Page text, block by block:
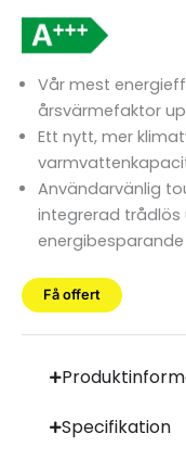
Vår mest
årsvärmefaktor
Ett nytt, mer
Användarvänlig
integrerad
Få offert
Specifikation